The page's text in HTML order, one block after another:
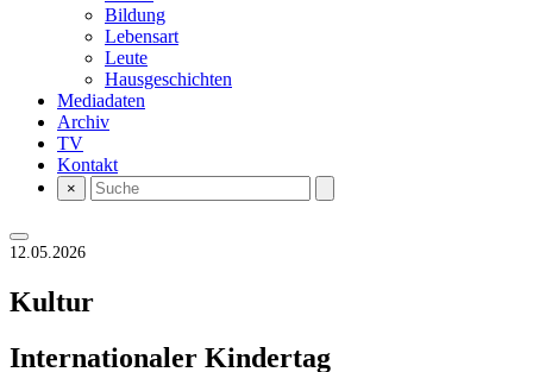
Bildung
Lebensart
Leute
Hausgeschichten
Mediadaten
Archiv
TV
Kontakt
×
12.05.2026
Kultur
Internationaler Kindertag